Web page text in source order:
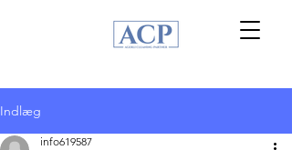
Indlæg
info619587